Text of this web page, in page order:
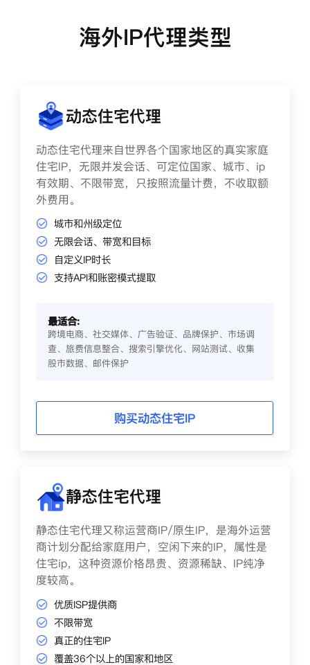
海外IP代理类型
动态住宅代理
动态住宅代理来自世界各个国家地区的真实家庭
住宅IP，无限并发会话、可定位国家、城市、ip
有效期、不限带宽，只按照流量计费，不收取额
外费用。
城市和州级定位
无限会话、带宽和目标
自定义IP时长
支持API和账密模式提取
最适合:
跨境电商、社交媒体、广告验证、品牌保护、市场调
查、旅费信息整合、搜索引擎优化、网站测试、收集
股市数据、邮件保护
购买动态住宅IP
静态住宅代理
静态住宅代理又称运营商IP/原生IP，是海外运营
商计划分配给家庭用户，空闲下来的IP，属性是
住宅ip，这种资源价格昂贵、资源稀缺、IP纯净
度较高。
优质ISP提供商
不限带宽
真正的住宅IP
覆盖36个以上的国家和地区